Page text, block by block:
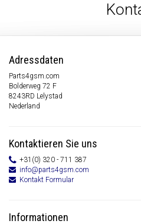
Adressdaten
Parts4gsm.com
Bolderweg 72 F
8243RD Lelystad
Nederland
Kontaktieren Sie uns
+31(0) 320 - 711 387
info@parts4gsm.com
Kontakt Formular
Informationen